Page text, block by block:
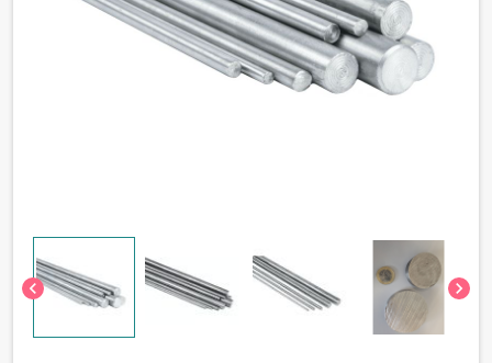
chevron_left chevron_right